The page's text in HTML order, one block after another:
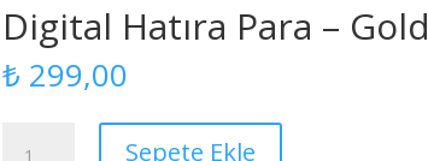
Digital Hatıra Para – Gold
₺ 299,00
Sepete Ekle